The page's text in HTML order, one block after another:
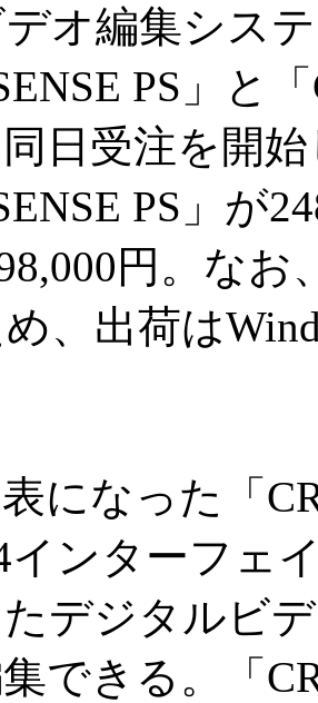
オ編集シス
PS」と
日受注を開
PS」が
円。なお
、出荷は
になった「
インターフェ
デジタルビ
できる。「